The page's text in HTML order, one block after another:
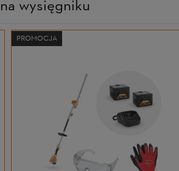
wysięgniku
PROMOCJA